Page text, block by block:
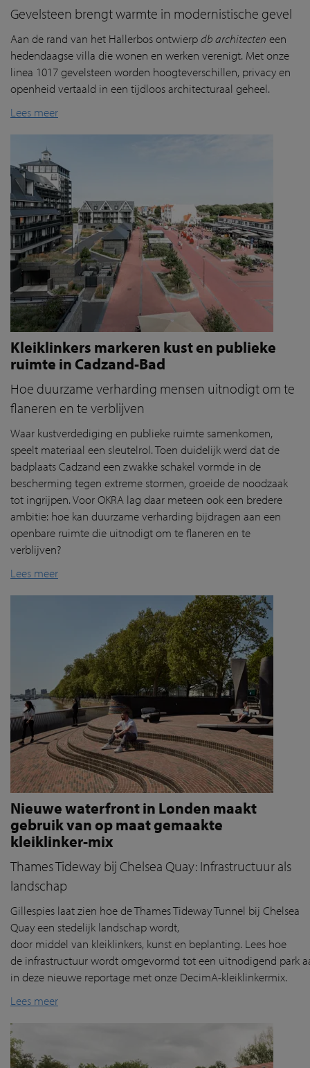
Gevelsteen brengt warmte in modernistische gevel
Aan de rand van het Hallerbosontwierpdb architecten een
hedendaagse villa die wonen en werken verenigt. Met onze
linea 1017 gevelsteen worden hoogteverschillen, privacy en
openheid vertaald in een tijdloos architecturaal geheel.
Lees meer
Kleiklinkers markeren kust en publieke
ruimte in Cadzand-Bad
Hoe duurzame verharding mensen uitnodigt om te
flaneren en te verblijven
Waar kustverdediging en publieke ruimte samenkomen,
speelt materiaal een sleutelrol. Toen duidelijk werd dat de
badplaats Cadzand een zwakke schakel vormde in de
bescherming tegen extreme stormen, groeide de noodzaak
tot ingrijpen. Voor OKRA lag daar meteen ook een bredere
ambitie: hoe kan duurzame verharding bijdragen aan een
openbare ruimte die uitnodigt om te flaneren en te
verblijven?
Lees meer
Nieuwe waterfront in Londen maakt
gebruik van op maat gemaakte
kleiklinker-mix
Thames Tideway bij Chelsea Quay: Infrastructuur als
landschap
Gillespies laatzien hoe de ThamesTidewayTunnel bij Chelsea
Quayeen stedelijk landschapwordt,
door middel van kleiklinkers, kunsten beplanting. Lees hoe
de infrastructuurwordtomgevormd toteen uitnodigend park
in deze nieuwe reportage metonze DecimA-kleiklinkermix.
Lees meer